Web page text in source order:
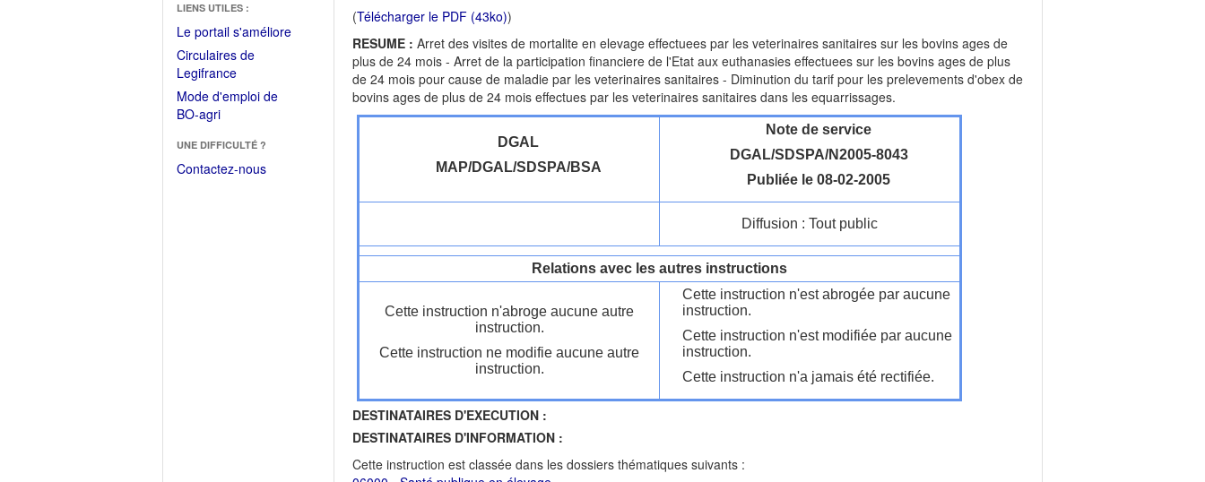
LIENS UTILES :
Le portail s'améliore(Fichier
Circulaires de
Legifrance(Ouvrir
dans
une
fenêtre)
Mode d'emploi de
BO-agri(Ouvrir
une
nouvelle
UNE DIFFICULTÉ ?
Contactez-nous
(Télécharger le PDF (43ko))
RESUME : Arret des visites de mortalite en elevage effectuees par les veterinaires sanitaires sur les bovins ages de
plus de 24 mois - Arret de la participation financiere de l'Etat aux euthanasies effectuees sur les bovins ages de plus
de 24 mois pour cause de maladie par les veterinaires sanitaires - Diminution du tarif pour les prelevements d'obex de
bovins ages de plus de 24 mois effectues par les veterinaires sanitaires dans les equarrissages.
DGAL
MAP/DGAL/SDSPA/BSA
Note de service
DGAL/SDSPA/N2005-8043
Publiée le 08-02-2005
Diffusion : Tout public
Relations avec les autres instructions
Cette instruction n'abroge aucune autre
instruction.
Cette instruction ne modifie aucune autre
instruction.
Cette instruction n'est abrogée par aucune
instruction.
Cette instruction n'est modifiée par aucune
instruction.
Cette instruction n'a jamais été rectifiée.
DESTINATAIRES D'EXECUTION :
DESTINATAIRES D'INFORMATION :
Cette instruction est classée dans les dossiers thématiques suivants :